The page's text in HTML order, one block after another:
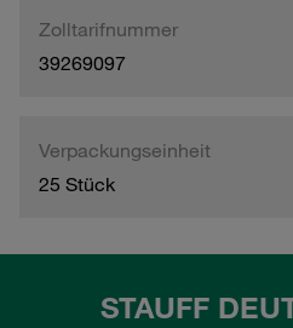
Zolltarifnummer
39269097
Verpackungseinheit
25 Stück
STAUFF